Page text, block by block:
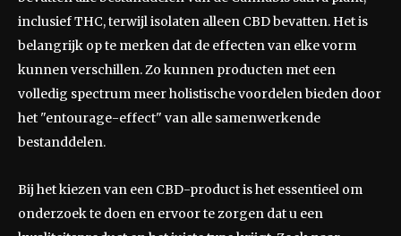
inclusief THC, terwijl isolaten alleen CBD bevatten. Het is
belangrijk op te merken dat de effecten van elke vorm
kunnen verschillen. Zo kunnen producten met een
volledig spectrum meer holistische voordelen bieden door
het "entourage-effect" van alle samenwerkende
bestanddelen.
Bij het kiezen van een CBD-product is het essentieel om
onderzoek te doen en ervoor te zorgen dat u een